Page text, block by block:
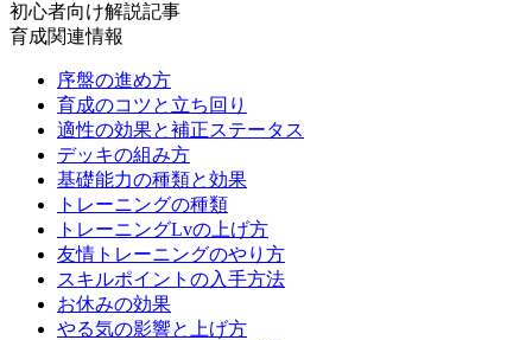
初心者向け解説記事
育成関連情報
序盤の進め方
育成のコツと立ち回り
適性の効果と補正ステータス
デッキの組み方
基礎能力の種類と効果
トレーニングの種類
トレーニングLvの上げ方
友情トレーニングのやり方
スキルポイントの入手方法
お休みの効果
やる気の影響と上げ方